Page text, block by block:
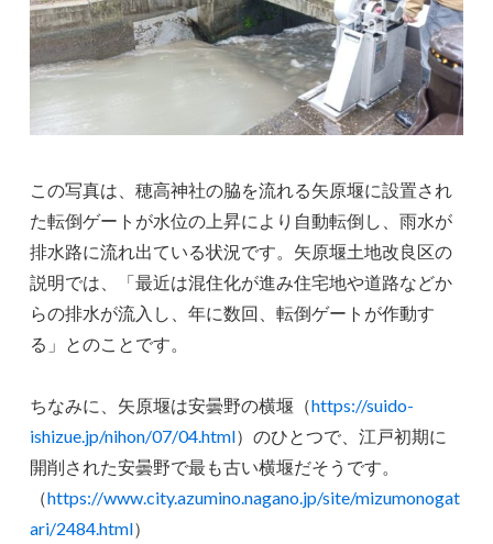
この写真は、穂高神社の脇を流れる矢原堰に設置され
た転倒ゲートが水位の上昇により自動転倒し、雨水が
排水路に流れ出ている状況です。矢原堰土地改良区の
説明では、「最近は混住化が進み住宅地や道路などか
らの排水が流入し、年に数回、転倒ゲートが作動す
る」とのことです。
ちなみに、矢原堰は安曇野の横堰（https://suido-
ishizue.jp/nihon/07/04.html）のひとつで、江戸初期に
開削された安曇野で最も古い横堰だそうです。
（https://www.city.azumino.nagano.jp/site/mizumonogat
ari/2484.html）